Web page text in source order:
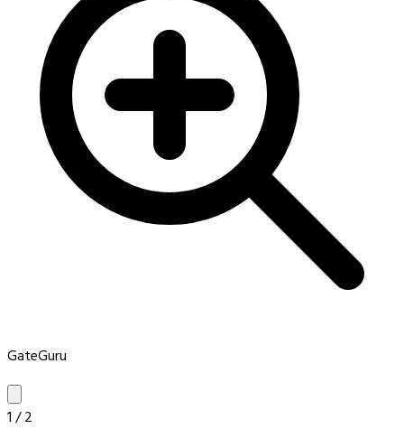
GateGuru
1/2